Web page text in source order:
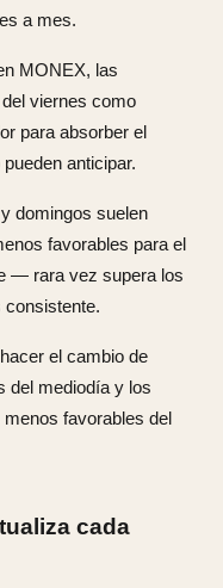
a mes.
MONEX, las
viernes como
para absorber el
anticipar.
domingos suelen
favorables para el
— rara vez supera los
el cambio de
del mediodía y los
favorables del
cada